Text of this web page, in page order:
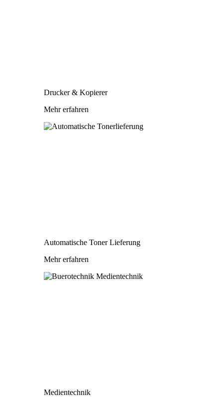
Drucker & Kopierer
Mehr erfahren
Automatische Toner Lieferung
Mehr erfahren
Medientechnik